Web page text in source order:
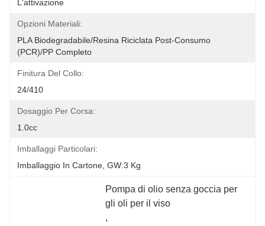
L'attivazione
Opzioni Materiali:
PLA Biodegradabile/Resina Riciclata Post-Consumo
(PCR)/PP Completo
Finitura Del Collo:
24/410
Dosaggio Per Corsa:
1.0cc
Imballaggi Particolari:
Imballaggio In Cartone, GW:3 Kg
Pompa di olio senza goccia per
gli oli per il viso
,